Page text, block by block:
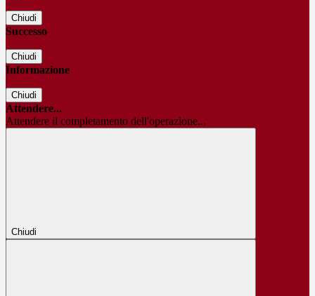
Chiudi
Successo
Chiudi
Informazione
Chiudi
Attendere...
Attendere il completamento dell'operazione...
Chiudi